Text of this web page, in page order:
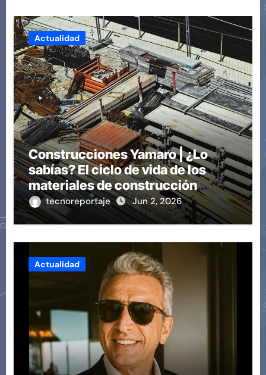
Actualidad
Construcciones Yamaro | ¿Lo
sabías? El ciclo de vida de los
materiales de construcción
revoluciona eficiencia en
proyectos modernos
tecnoreportaje Jun 2, 2026
Actualidad